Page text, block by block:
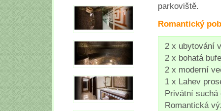
parkoviště.
Romantický
2 x ubytování
2 x bohatá
2 x moderní
1 x Lahev
Privátní suchá
Romantická